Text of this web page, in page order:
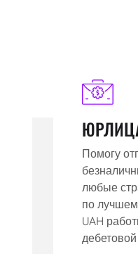
Помогу
любые
по
UAH